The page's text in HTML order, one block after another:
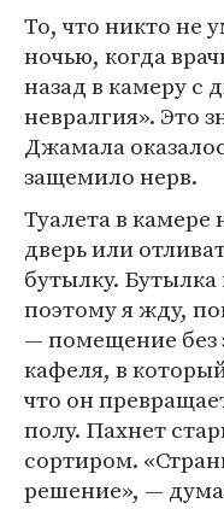
То, что никто не
ночью, когда
назад в камеру с
невралгия». Это
Джамала
защемило нерв.
Туалета в камере
дверь или
бутылку.
поэтому я жду,
— помещение без
кафеля, в
что он
полу. Пахнет
сортиром.
решение», —